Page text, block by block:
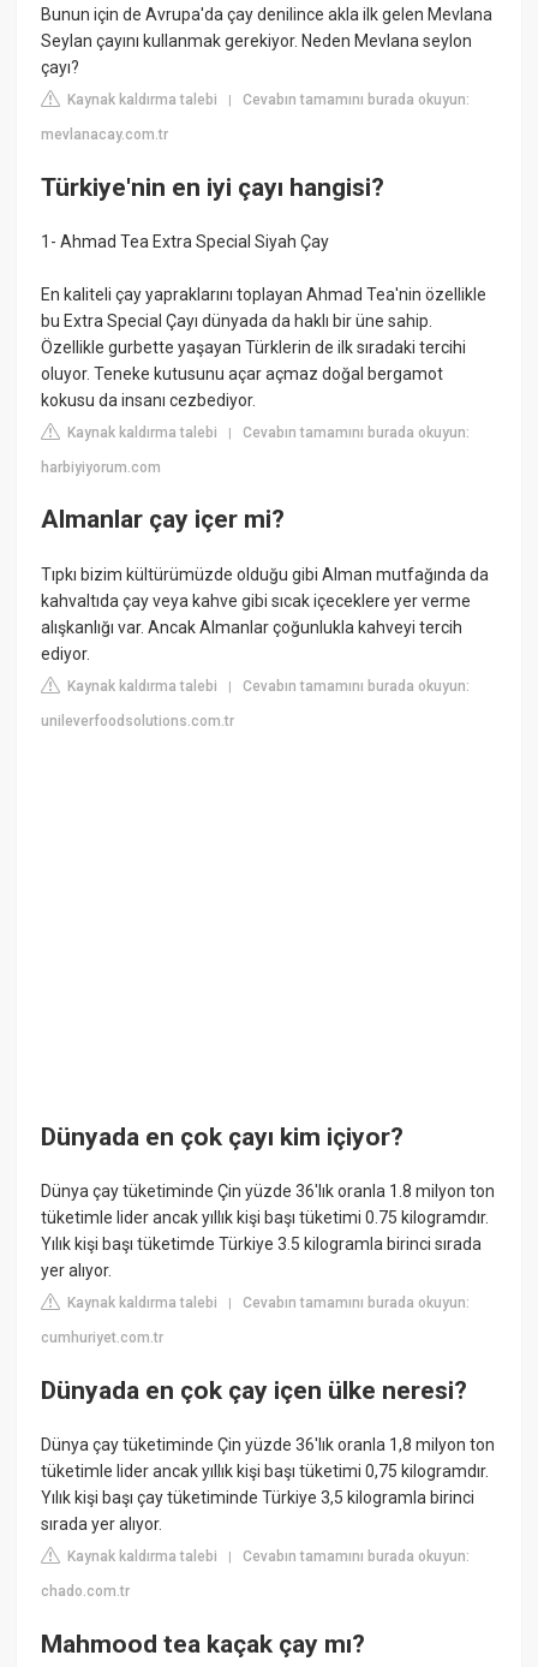
Bunun için de Avrupa'da çay denilince akla ilk gelen Mevlana
Seylan çayını kullanmak gerekiyor. Neden Mevlana seylon
çayı?
Kaynak kaldırma talebi |Cevabın tamamını burada okuyun:
mevlanacay.com.tr
Türkiye'nin en iyi çayı hangisi?
1- Ahmad Tea Extra Special Siyah Çay
En kaliteli çay yapraklarını toplayan Ahmad Tea'nin özellikle
bu Extra Special Çayı dünyada da haklı bir üne sahip.
Özellikle gurbette yaşayan Türklerin de ilk sıradaki tercihi
oluyor. Teneke kutusunu açar açmaz doğal bergamot
kokusu da insanı cezbediyor.
Kaynak kaldırma talebi |Cevabın tamamını burada okuyun:
harbiyiyorum.com
Almanlar çay içer mi?
Tıpkı bizim kültürümüzde olduğu gibi Alman mutfağında da
kahvaltıda çay veya kahve gibi sıcak içeceklere yer verme
alışkanlığı var. Ancak Almanlar çoğunlukla kahveyi tercih
ediyor.
Kaynak kaldırma talebi |Cevabın tamamını burada okuyun:
unileverfoodsolutions.com.tr
Dünyada en çok çayı kim içiyor?
Dünya çay tüketiminde Çin yüzde 36'lık oranla 1.8 milyon ton
tüketimle lider ancak yıllık kişi başı tüketimi 0.75 kilogramdır.
Yılık kişi başı tüketimde Türkiye 3.5 kilogramla birinci sırada
yer alıyor.
Kaynak kaldırma talebi |Cevabın tamamını burada okuyun:
cumhuriyet.com.tr
Dünyada en çok çay içen ülke neresi?
Dünya çay tüketiminde Çin yüzde 36'lık oranla 1,8 milyon ton
tüketimle lider ancak yıllık kişi başı tüketimi 0,75 kilogramdır.
Yılık kişi başı çay tüketiminde Türkiye 3,5 kilogramla birinci
sırada yer alıyor.
Kaynak kaldırma talebi |Cevabın tamamını burada okuyun:
chado.com.tr
Mahmood tea kaçak çay mı?